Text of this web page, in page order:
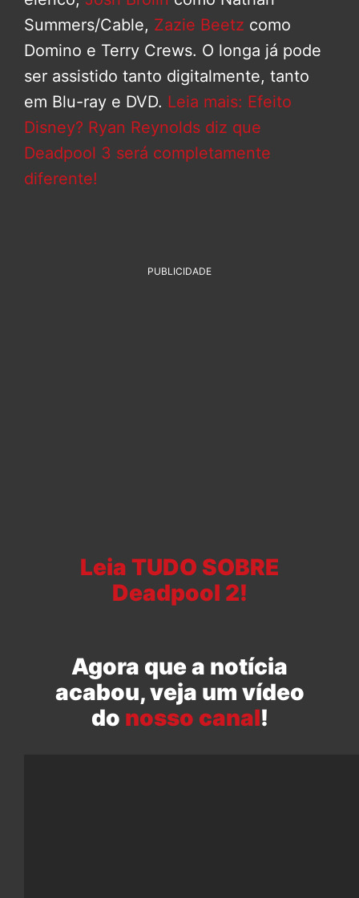
Summers/Cable, Zazie Beetz como
Domino e Terry Crews. O longa já pode
ser assistido tanto digitalmente, tanto
em Blu-ray e DVD. Leia mais: Efeito
Disney? Ryan Reynolds diz que
Deadpool 3 será completamente
diferente!
PUBLICIDADE
Leia TUDO SOBRE
Deadpool 2!
Agora que a notícia
acabou, veja um vídeo
do nosso canal!